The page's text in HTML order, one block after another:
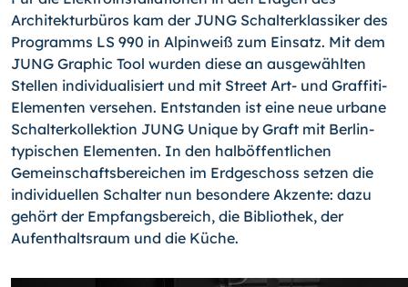
Architekturbüros kam der JUNG Schalterklassiker des
Programms LS 990 in Alpinweiß zum Einsatz. Mit dem
JUNG Graphic Tool wurden diese an ausgewählten
Stellen individualisiert und mit Street Art- und Graffiti-
Elementen versehen. Entstanden ist eine neue urbane
Schalterkollektion JUNG Unique by Graft mit Berlin-
typischen Elementen. In den halböffentlichen
Gemeinschaftsbereichen im Erdgeschoss setzen die
individuellen Schalter nun besondere Akzente: dazu
gehört der Empfangsbereich, die Bibliothek, der
Aufenthaltsraum und die Küche.